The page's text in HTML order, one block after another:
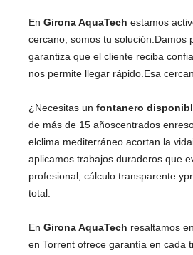
En Girona AquaTech estamos
cercano, somos tu solución.Damos
garantiza que el cliente reciba
nos permite llegar rápido.Esa
¿Necesitas un fontanero
de más de 15 añoscentrados
elclima mediterráneo acortan la
aplicamos trabajos duraderos que
profesional, cálculo transparente
total.
En Girona AquaTech resaltamos
en Torrent ofrece garantía en cada